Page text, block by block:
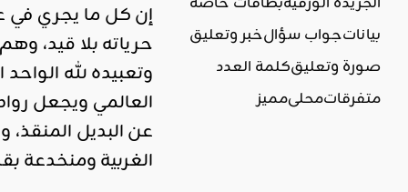
إن كل ما يجري في
حرياته بلا قيد،
وتعبيده لله
العالمي ويجعل
عن البديل
الغربية ومنخدعة
بياناتجواب سؤالخبر وتعليق
صورة وتعليقكلمة العدد
متفرقاتمحليمميز